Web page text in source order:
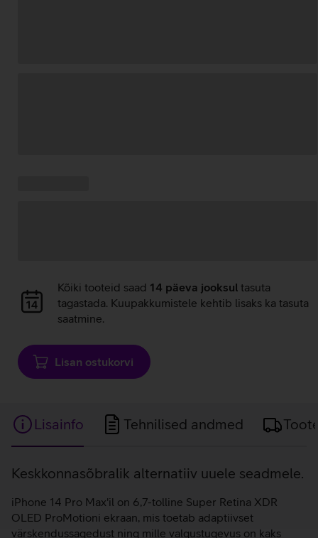
Andmete
laadimine
Kõiki tooteid saad 14 päeva jooksul tasuta
tagastada. Kuupakkumistele kehtib lisaks ka tasuta
saatmine.
Lisan ostukorvi
Lisainfo Tehnilised andmed
Lisainfo
Keskkonnasõbralik alternatiiv uuele seadmele.
iPhone 14 Pro Max'il on 6,7-tolline Super Retina XDR
OLED ProMotioni ekraan, mis toetab adaptiivset
värskendussagedust ning mille valgustugevus on kaks